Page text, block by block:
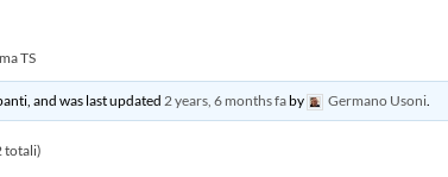
TS
and was last updated 2 years, 6 months faby Germano Usoni
totali)